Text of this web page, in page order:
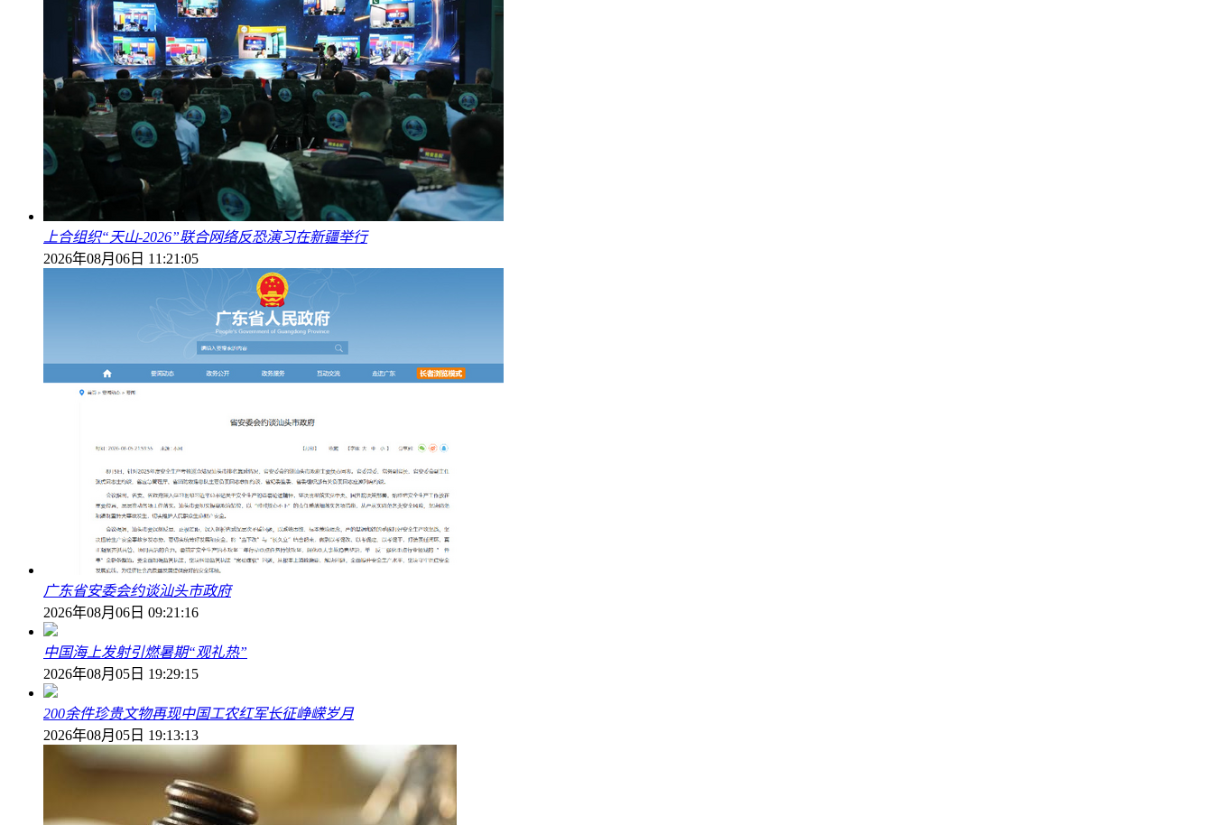
上合组织“天山-2026”联合网络反恐演习在新疆举行
2026年08月06日 11:21:05
广东省安委会约谈汕头市政府
2026年08月06日 09:21:16
中国海上发射引燃暑期“观礼热”
2026年08月05日 19:29:15
200余件珍贵文物再现中国工农红军长征峥嵘岁月
2026年08月05日 19:13:13